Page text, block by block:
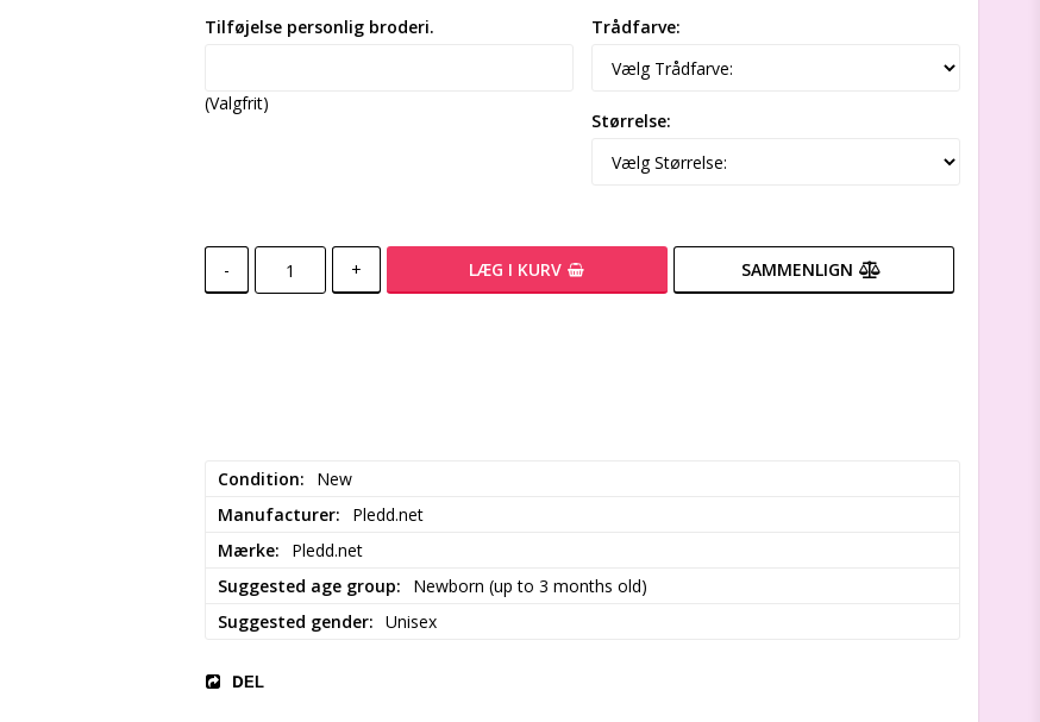
Tilføjelse personlig broderi.
(Valgfrit)
Trådfarve:
Størrelse:
- + LÆG I KURV SAMMENLIGN
Condition
New
Manufacturer
Pledd.net
Mærke
Pledd.net
Suggested age group
Newborn (up to 3 months old)
Suggested gender
Unisex
DEL